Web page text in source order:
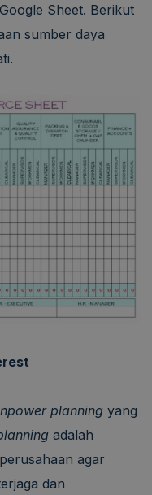
Sheet. Berikut
sumber daya
planning yang
adalah
agar
dan